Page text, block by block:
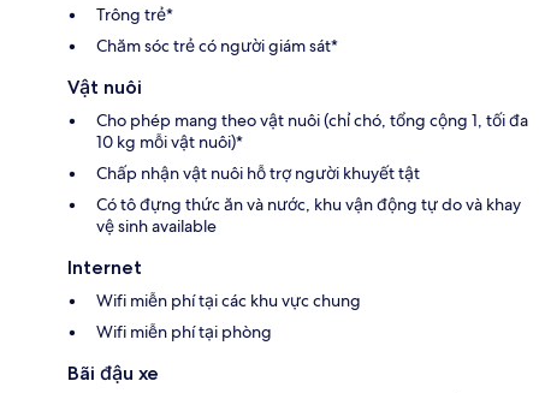
Trông trẻ*
Chăm sóc trẻ có người giám sát*
Vật nuôi
Cho phép mang theo vật nuôi (chỉ chó, tổng cộng 1, tối đa
10 kg mỗi vật nuôi)*
Chấp nhận vật nuôi hỗ trợ người khuyết tật
Có tô đựng thức ăn và nước, khu vận động tự do và khay
vệ sinh available
Internet
Wifi miễn phí tại các khu vực chung
Wifi miễn phí tại phòng
Bãi đậu xe